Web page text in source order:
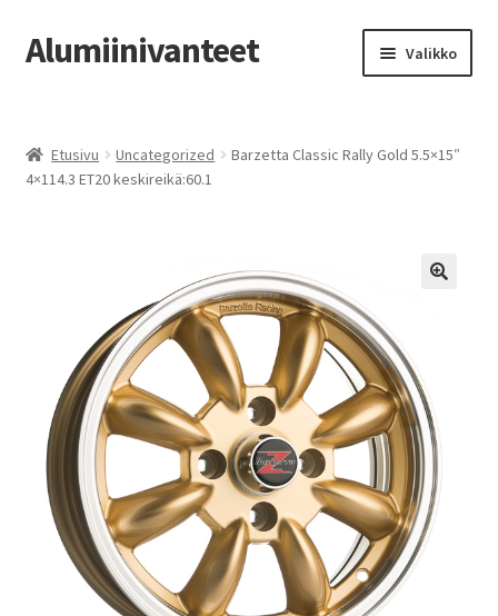
Siirry
navigointiin
Siirry
sisältöön
Alumiinivanteet Valikko
Kauppa
Vanteiden osto-opas
Auton renkaat
Yhteystiedot
Etusivu Uncategorized
Barzetta Classic Rally Gold 5.5×15″
4×114.3 ET20 keskireikä:60.1